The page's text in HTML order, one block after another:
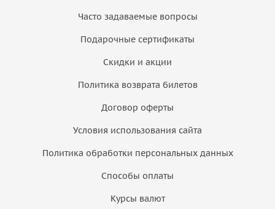
Часто задаваемые вопросы
Подарочные сертификаты
Скидки и акции
Политика возврата билетов
Договор оферты
Условия использования сайта
Политика обработки персональных данных
Способы оплаты
Курсы валют